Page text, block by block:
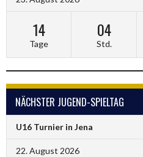
14
Tage
04
Std.
NÄCHSTER JUGEND-SPIELTAG
U16 Turnier in Jena
22. August 2026